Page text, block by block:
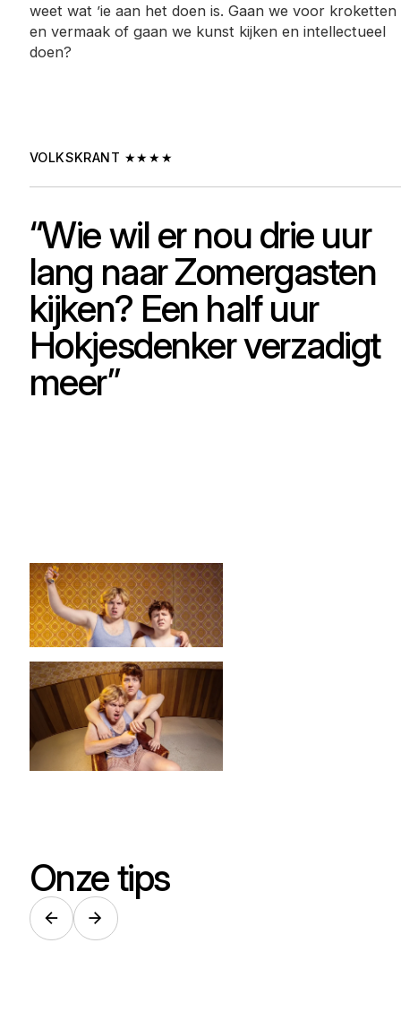
weet wat ’ie aan het doen is. Gaan we voor kroketten
en vermaak of gaan we kunst kijken en intellectueel
doen?
VOLKSKRANT ★★★★
“Wie wil er nou drie uur
lang naar Zomergasten
kijken? Een half uur
Hokjesdenker verzadigt
meer”
Onze tips